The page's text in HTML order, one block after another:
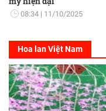
08:34 11/10/2025
Hoa lan Việt Nam